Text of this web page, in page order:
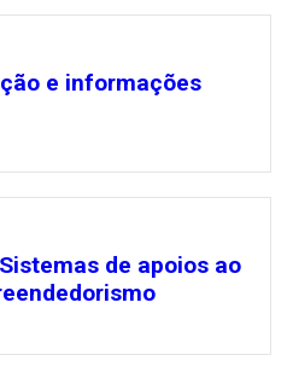
e informações
de apoios ao